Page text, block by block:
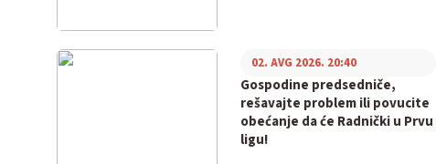
Gospodine predsedniče,
rešavajte problem ili povucite
obećanje da će Radnički u Prvu
ligu!
02. AVG 2026. 20:40